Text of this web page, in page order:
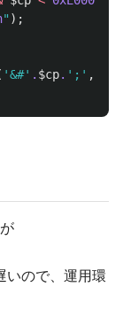
" );
'&#' . $cp. ';' ,
いので、運用環